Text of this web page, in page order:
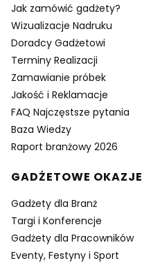
Jak zamówić gadżety?
Wizualizacje Nadruku
Doradcy Gadżetowi
Terminy Realizacji
Zamawianie próbek
Jakość i Reklamacje
FAQ Najczęstsze pytania
Baza Wiedzy
Raport branżowy 2026
GADŻETOWE OKAZJE
Gadżety dla Branż
Targi i Konferencje
Gadżety dla Pracowników
Eventy, Festyny i Sport